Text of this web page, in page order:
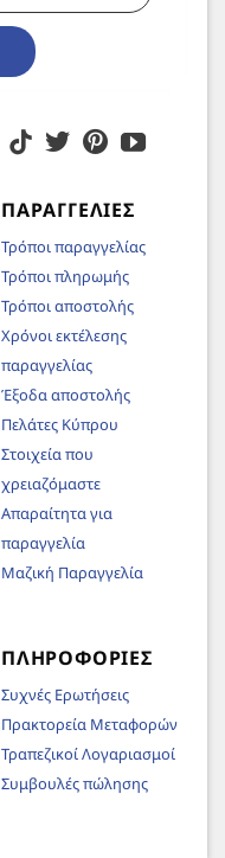
ΠΑΡΑΓΓΕΛΊΕΣ
Τρόποι παραγγελίας
Τρόποι πληρωμής
Τρόποι αποστολής
Χρόνοι εκτέλεσης
παραγγελίας
Έξοδα αποστολής
Πελάτες Κύπρου
Στοιχεία που
χρειαζόμαστε
Απαραίτητα για
παραγγελία
Μαζική Παραγγελία
ΠΛΗΡΟΦΟΡΊΕΣ
Συχνές Ερωτήσεις
Πρακτορεία Μεταφορών
Τραπεζικοί Λογαριασμοί
Συμβουλές πώλησης